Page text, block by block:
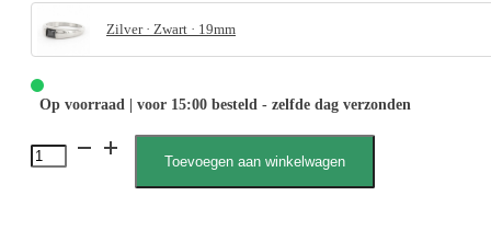
Zilver · Zwart · 19mm
Op voorraad | voor 15:00 besteld - zelfde dag verzonden
4105
Toevoegen aan winkelwagen